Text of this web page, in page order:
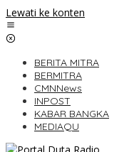
Lewati ke konten
BERITA MITRA
BERMITRA
CMNNews
INPOST
KABAR BANGKA
MEDIAQU